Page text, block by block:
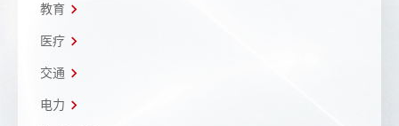
教育
医疗
交通
电力